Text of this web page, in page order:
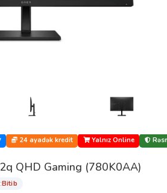
24 ayadək kredit Yalnız Online
QHD Gaming (780K0AA)
bi̇ti̇b